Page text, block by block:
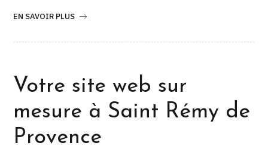
EN SAVOIR PLUS
Votre site web sur
mesure à Saint Rémy de
Provence